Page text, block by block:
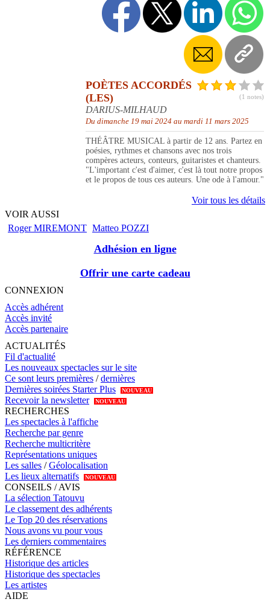
(1 notes)
POÈTES ACCORDÉS
(LES)
DARIUS-MILHAUD
Du dimanche 19 mai 2024 au mardi 11 mars 2025
THÉÂTRE MUSICAL à partir de 12 ans. Partez en
poésies, rythmes et chansons avec nos trois
compères acteurs, conteurs, guitaristes et chanteurs.
"L'important c'est d'aimer, c'est là tout notre propos
et le propos de tous ces auteurs. Une ode à l'amour."
Voir tous les détails
VOIR AUSSI
Roger MIREMONT Matteo POZZI
Adhésion en ligne
Offrir une carte cadeau
CONNEXION
Accès adhérent
Accès invité
Accès partenaire
ACTUALITÉS
Fil d'actualité
Les nouveaux spectacles sur le site
Ce sont leurs premières /dernières
Dernières soirées Starter Plus
NOUVEAU
Recevoir la newsletter NOUVEAU
RECHERCHES
Les spectacles à l'affiche
Recherche par genre
Recherche multicritère
Représentations uniques
Les salles /Géolocalisation
Les lieux alternatifs
NOUVEAU
CONSEILS / AVIS
La sélection Tatouvu
Le classement des adhérents
Le Top 20 des réservations
Nous avons vu pour vous
Les derniers commentaires
RÉFÉRENCE
Historique des articles
Historique des spectacles
Les artistes
AIDE